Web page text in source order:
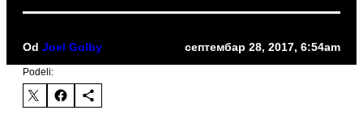
Od Joel Golby септембар 28, 2017, 6:54am
Podeli: